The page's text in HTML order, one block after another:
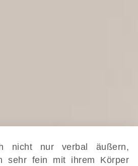
nicht nur verbal äußern,
sehr fein mit ihrem Körper